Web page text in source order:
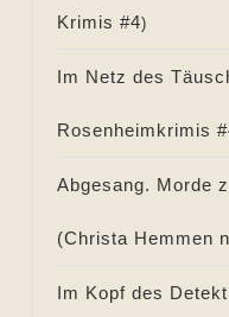
Krimis #4)
Im Netz des
Rosenheimkrimis #
Abgesang. Morde
(Christa Hemmen
Im Kopf des